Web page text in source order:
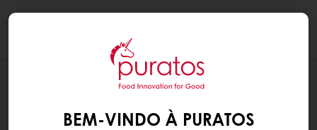
RECEITAS
PÃO BOM PETISCO
BEM-VINDO À PURATOS